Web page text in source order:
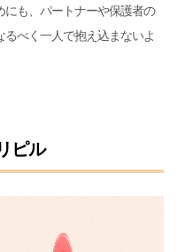
も、パートナーや保護者の
べく一人で抱え込まないよ
ピル